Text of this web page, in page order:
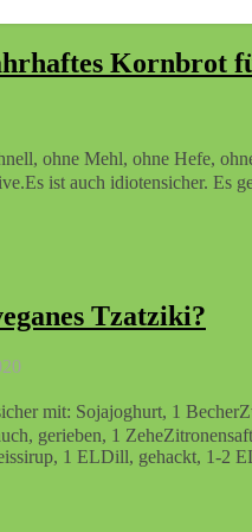
Kornbrot
ist auch idiotensicher. Es
Tzatziki?
gerieben, 1
1 ELDill, gehackt, 1-2